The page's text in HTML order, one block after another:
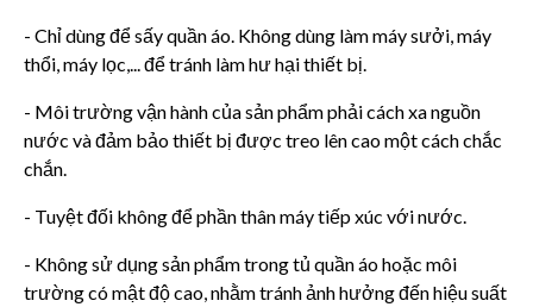
- Chỉ dùng để sấy quần áo. Không dùng làm máy sưởi, máy
thổi, máy lọc,... để tránh làm hư hại thiết bị.
- Môi trường vận hành của sản phẩm phải cách xa nguồn
nước và đảm bảo thiết bị được treo lên cao một cách chắc
chắn.
- Tuyệt đối không để phần thân máy tiếp xúc với nước.
- Không sử dụng sản phẩm trong tủ quần áo hoặc môi
trường có mật độ cao, nhằm tránh ảnh hưởng đến hiệu suất